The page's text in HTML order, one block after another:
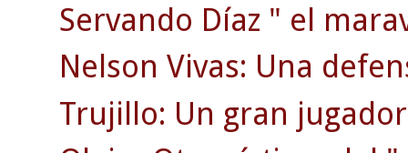
Servando Díaz " el
Nelson Vivas: Una
Trujillo: Un gran